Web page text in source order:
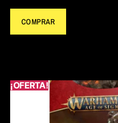
COMPRAR
¡OFERTA!